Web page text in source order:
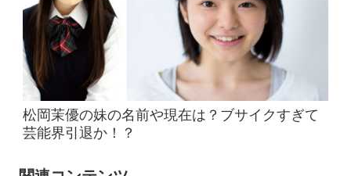
松岡茉優の妹の名前や現在は？ブサイクすぎて
芸能界引退か！？